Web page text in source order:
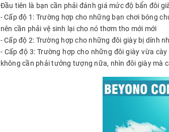
Đầu tiên là bạn cần phải đánh giá mức độ bẩn đôi
- Cấp độ 1: Trường hợp cho những bạn chơi bóng
nên cần phải vệ sinh lại cho nó thơm tho mới mới
- Cấp độ 2: Trường hợp cho những đôi giày bị dính
- Cấp độ 3: Trường hợp cho những đôi giày vừa
không cần phải tưởng tượng nữa, nhìn đôi giày mà